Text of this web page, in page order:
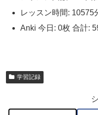
レッスン時間:
Anki 今日: 0枚 合計:
学習記録